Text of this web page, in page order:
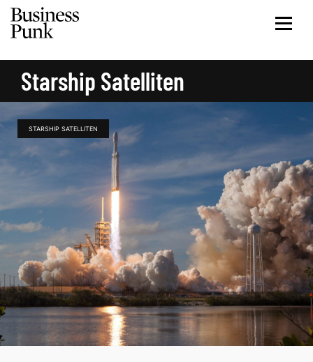
Starship Satelliten
STARSHIP SATELLITEN